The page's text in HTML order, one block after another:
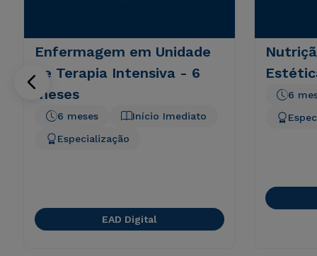
Enfermagem em Unidade
de Terapia Intensiva - 6
meses
Início Imediato
6 meses
Especialização
EAD Digital
6